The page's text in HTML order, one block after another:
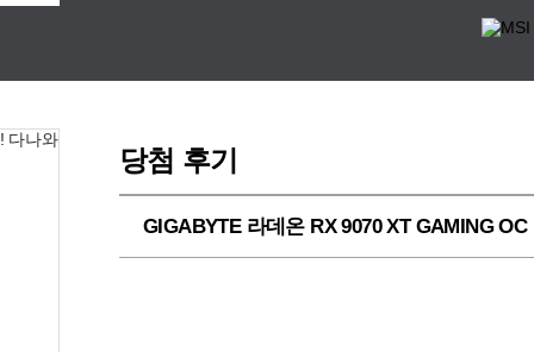
당첨 후기
GIGABYTE 라데온 RX 9070 XT GAMING